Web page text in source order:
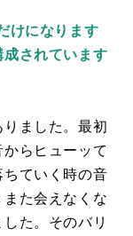
けになります
されています
りました。最初
らヒューッて
ていく時の音
た会えなくな
た。そのバリ